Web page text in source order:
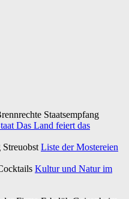
Staatsempfang
Das Land feiert das
Liste der Mostereien
Kultur und Natur im